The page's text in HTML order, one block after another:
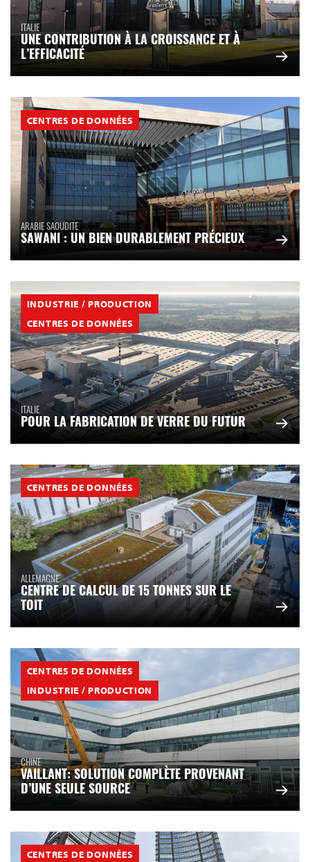
ITALIE
UNE CONTRIBUTION À LA CROISSANCE ET À
L’EFFICACITÉ
CENTRES DE DONNÉES
ARABIE SAOUDITE
SAWANI : UN BIEN DURABLEMENT PRÉCIEUX
INDUSTRIE / PRODUCTION
CENTRES DE DONNÉES
ITALIE
POUR LA FABRICATION DE VERRE DU FUTUR
CENTRES DE DONNÉES
ALLEMAGNE
CENTRE DE CALCUL DE 15 TONNES SUR LE
TOIT
CENTRES DE DONNÉES
INDUSTRIE / PRODUCTION
CHINE
VAILLANT: SOLUTION COMPLÈTE PROVENANT
D’UNE SEULE SOURCE
CENTRES DE DONNÉES